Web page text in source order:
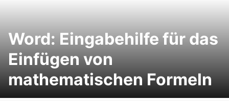
Word: Eingabehilfe für das
Einfügen von
mathematischen Formeln